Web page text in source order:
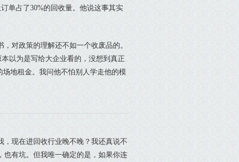
单占了30%的回收量。他说这事其实
对政策的理解还不如一个收废品的。
以为是写给大企业看的，没想到真正
地租金。我问他不怕别人学走他的模
现在进回收行业晚不晚？我还真说不
也有坑。但我唯一确定的是，如果你连